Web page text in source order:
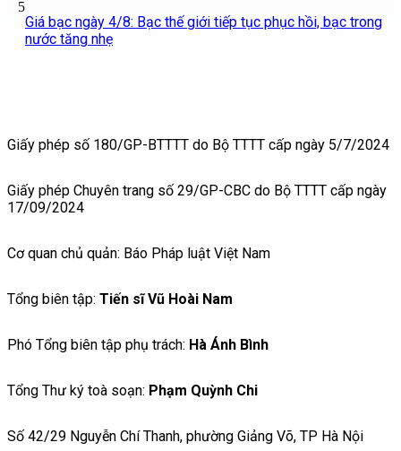
5
Giá bạc ngày 4/8: Bạc thế giới tiếp tục phục hồi, bạc trong
nước tăng nhẹ
Giấy phép số 180/GP-BTTTT do Bộ TTTT cấp ngày 5/7/2024
Giấy phép Chuyên trang số 29/GP-CBC do Bộ TTTT cấp ngày
17/09/2024
Cơ quan chủ quản: Báo Pháp luật Việt Nam
Tổng biên tập: Tiến sĩ Vũ Hoài Nam
Phó Tổng biên tập phụ trách: Hà Ánh Bình
Tổng Thư ký toà soạn: Phạm Quỳnh Chi
Số 42/29 Nguyễn Chí Thanh, phường Giảng Võ, TP Hà Nội